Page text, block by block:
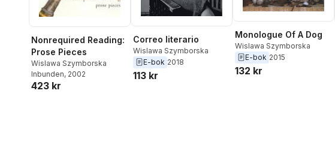
Nonrequired Reading:
Prose Pieces
Wislawa Szymborska
Inbunden, 2002
423 kr
Correo literario
Wislawa Szymborska
E-bok 2018
113 kr
Monologue Of A Dog
Wislawa Szymborska
E-bok 2015
132 kr